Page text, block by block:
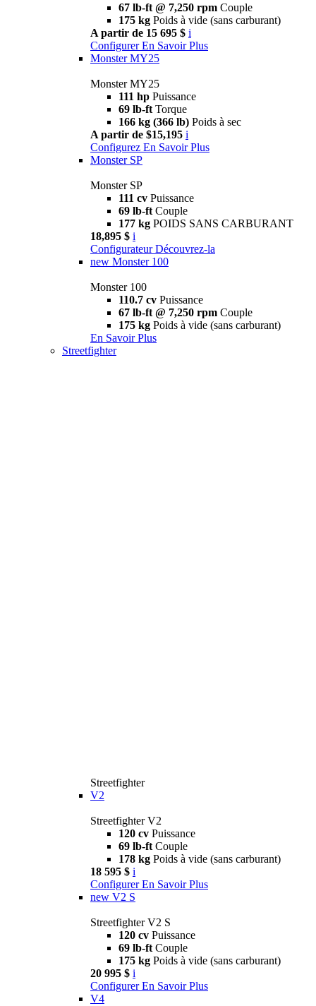
67 lb-ft @ 7,250 rpm Couple
175 kg Poids à vide (sans carburant)
A partir de 15 695 $ i
Configurer En Savoir Plus
Monster MY25
Monster MY25
111 hp Puissance
69 lb-ft Torque
166 kg (366 lb) Poids à sec
A partir de $15,195 i
Configurez En Savoir Plus
Monster SP
Monster SP
111 cv Puissance
69 lb-ft Couple
177 kg POIDS SANS CARBURANT
18,895 $ i
Configurateur Découvrez-la
new Monster 100
Monster 100
110.7 cv Puissance
67 lb-ft @ 7,250 rpm Couple
175 kg Poids à vide (sans carburant)
En Savoir Plus
Streetfighter
Streetfighter
V2
Streetfighter V2
120 cv Puissance
69 lb-ft Couple
178 kg Poids à vide (sans carburant)
18 595 $ i
Configurer En Savoir Plus
new V2 S
Streetfighter V2 S
120 cv Puissance
69 lb-ft Couple
175 kg Poids à vide (sans carburant)
20 995 $ i
Configurer En Savoir Plus
V4